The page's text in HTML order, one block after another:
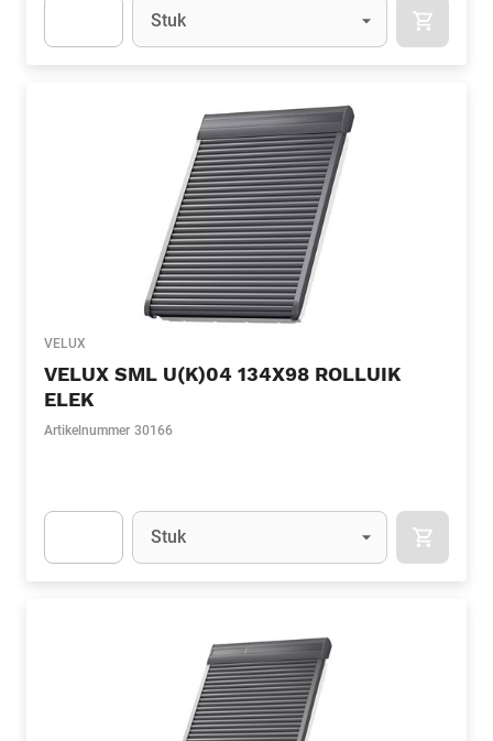
Eenheid
Stuk
VELUX
VELUX SML U(K)04 134X98 ROLLUIK
ELEK
Artikelnummer 30166
Eenheid
Stuk